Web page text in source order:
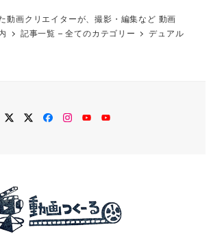
動画クリエイターが、撮影・編集など 動画
記事一覧 – 全てのカテゴリー
デュアル
twitterTwitter
Facebook
Instagram
YouTubeYouTube